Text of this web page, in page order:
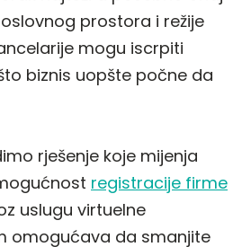
prostora i režije
mogu iscrpiti
biznis uopšte počne da
rješenje koje mijenja
registracije firme
uslugu virtuelne
omogućava da smanjite